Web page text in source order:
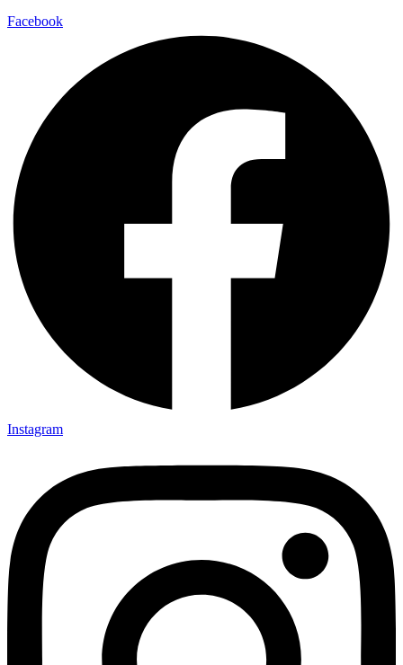
Facebook
Instagram